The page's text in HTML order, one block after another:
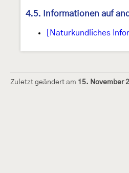
4.5. Informationen auf
[Naturkundliches
Zuletzt geändert am 15. November